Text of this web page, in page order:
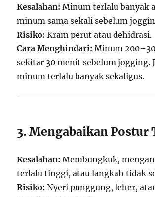
Kesalahan: Minum terlalu banyak
minum sama sekali sebelum
Risiko: Kram perut atau dehidrasi.
Cara Menghindari: Minum
sekitar 30 menit sebelum jogging.
minum terlalu banyak sekaligus.
3. Mengabaikan Postur
Kesalahan: Membungkuk,
terlalu tinggi, atau langkah tidak
Risiko: Nyeri punggung, leher,